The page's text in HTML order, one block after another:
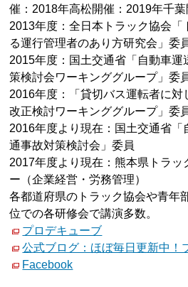
催：2018年高松開催：2019年千葉
2013年度：全日本トラック協会「
る運行管理者のあり方研究会」委
2015年度：国土交通省「自動車
策検討会ワーキンググループ」委
2016年度：「貸切バス運転者に
改正検討ワーキンググループ」委
2016年度より現在：国土交通省「
通事故対策検討会」委員
2017年度より現在：熊本県トラッ
ー（企業経営・労務管理）
各都道府県のトラック協会や青年
位での各研修会で講演多数。
プロデキューブ
公式ブログ：ほぼ毎日更新中！
Facebook